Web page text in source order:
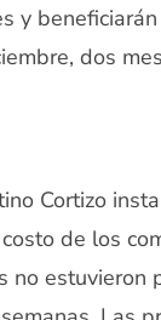
y
dos
Cortizo
de los
no